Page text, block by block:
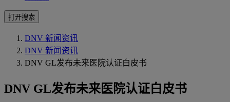
打开搜索
DNV 新闻资讯
DNV 新闻资讯
DNV GL发布未来医院认证白皮书
DNV GL发布未来医院认证白皮书